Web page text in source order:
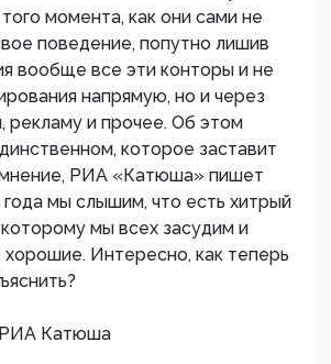
момента, как они сами не
поведение, попутно лишив
вообще все эти конторы и не
напрямую, но и через
рекламу и прочее. Об этом
которое заставит
РИА «Катюша» пишет
мы слышим, что есть хитрый
которому мы всех засудим и
Интересно, как теперь
РИА Катюша